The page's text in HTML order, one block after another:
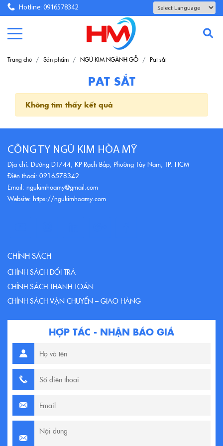
Hotline: 0916578342
Trang chủ Sản phẩm NGŨ KIM NGÀNH GỖ Pat sắt
PAT SẮT
Không tìm thấy kết quả
CÔNG TY NGŨ KIM HÒA MỸ
Địa chỉ: Đường DT744, KP Rạch Bắp, Phường Tây Nam, TP. HCM
Điện thoại: 0916578342
Email: ngukimhoamy@gmail.com
Website: https://ngukimhoamy.com
CHÍNH SÁCH
CHÍNH SÁCH ĐỔI TRẢ
CHÍNH SÁCH THANH TOÁN
CHÍNH SÁCH VẬN CHUYỂN – GIAO HÀNG
HỢP TÁC - NHẬN BÁO GIÁ